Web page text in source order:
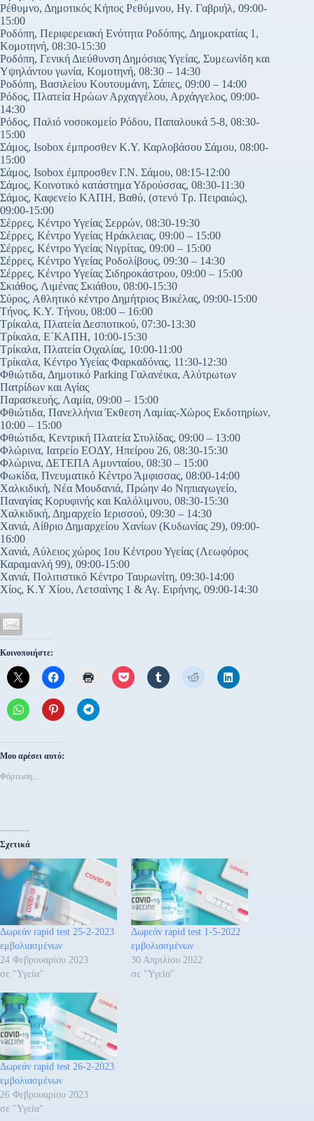
Ρέθυμνο, Δημοτικός Κήπος Ρεθύμνου, Ηγ. Γαβριήλ, 09:00-
15:00
Ροδόπη, Περιφερειακή Ενότητα Ροδόπης, Δημοκρατίας 1,
Κομοτηνή, 08:30-15:30
Ροδόπη, Γενική Διεύθυνση Δημόσιας Υγείας, Συμεωνίδη και
Υψηλάντου γωνία, Κομοτηνή, 08:30 – 14:30
Ροδόπη, Βασιλείου Κουτουμάνη, Σάπες, 09:00 – 14:00
Ρόδος, Πλατεία Ηρώων Αρχαγγέλου, Αρχάγγελος, 09:00-
14:30
Ρόδος, Παλιό νοσοκομείο Ρόδου, Παπαλουκά 5-8, 08:30-
15:00
Σάμος, Isobox έμπροσθεν Κ.Υ. Καρλοβάσου Σάμου, 08:00-
15:00
Σάμος, Isobox έμπροσθεν Γ.Ν. Σάμου, 08:15-12:00
Σάμος, Κοινοτικό κατάστημα Υδρούσσας, 08:30-11:30
Σάμος, Καφενείο ΚΑΠΗ, Βαθύ, (στενό Τρ. Πειραιώς),
09:00-15:00
Σέρρες, Κέντρο Υγείας Σερρών, 08:30-19:30
Σέρρες, Κέντρο Υγείας Ηράκλειας, 09:00 – 15:00
Σέρρες, Κέντρο Υγείας Νιγρίτας, 09:00 – 15:00
Σέρρες, Κέντρο Υγείας Ροδολίβους, 09:30 – 14:30
Σέρρες, Κέντρο Υγείας Σιδηροκάστρου, 09:00 – 15:00
Σκιάθος, Λιμένας Σκιάθου, 08:00-15:30
Σύρος, Αθλητικό κέντρο Δημήτριος Βικέλας, 09:00-15:00
Τήνος, Κ.Υ. Τήνου, 08:00 – 16:00
Τρίκαλα, Πλατεία Δεσποτικού, 07:30-13:30
Τρίκαλα, Ε΄ΚΑΠΗ, 10:00-15:30
Τρίκαλα, Πλατεία Οιχαλίας, 10:00-11:00
Τρίκαλα, Κέντρο Υγείας Φαρκαδόνας, 11:30-12:30
Φθιώτιδα, Δημοτικό Parking Γαλανέικα, Αλύτρωτων
Πατρίδων και Αγίας
Παρασκευής, Λαμία, 09:00 – 15:00
Φθιώτιδα, Πανελλήνια Έκθεση Λαμίας-Χώρος Εκδοτηρίων,
10:00 – 15:00
Φθιώτιδα, Κεντρική Πλατεία Στυλίδας, 09:00 – 13:00
Φλώρινα, Ιατρείο ΕΟΔΥ, Ηπείρου 26, 08:30-15:30
Φλώρινα, ΔΕΤΕΠΑ Αμυνταίου, 08:30 – 15:00
Φωκίδα, Πνευματικό Κέντρο Άμφισσας, 08:00-14:00
Χαλκιδική, Νέα Μουδανιά, Πρώην 4ο Νηπιαγωγείο,
Παναγίας Κορυφινής και Καλόλιμνου, 08:30-15:30
Χαλκιδική, Δημαρχείο Ιερισσού, 09:30 – 14:30
Χανιά, Αίθριο Δημαρχείου Χανίων (Κυδωνίας 29), 09:00-
16:00
Χανιά, Αύλειος χώρος 1ου Κέντρου Υγείας (Λεωφόρος
Καραμανλή 99), 09:00-15:00
Χανιά, Πολιτιστικό Κέντρο Ταυρωνίτη, 09:30-14:00
Χίος, Κ.Υ Χίου, Λετσαίνης 1 & Αγ. Ειρήνης, 09:00-14:30
Κοινοποιήστε:
Μου αρέσει αυτό:
Φόρτωση...
Σχετικά
Δωρεάν rapid test 25-2-2023
εμβολιασμένων
24 Φεβρουαρίου 2023
σε "Υγεία"
Δωρεάν rapid test 1-5-2022
εμβολιασμένων
30 Απριλίου 2022
σε "Υγεία"
Δωρεάν rapid test 26-2-2023
εμβολιασμένων
26 Φεβρουαρίου 2023
σε "Υγεία"